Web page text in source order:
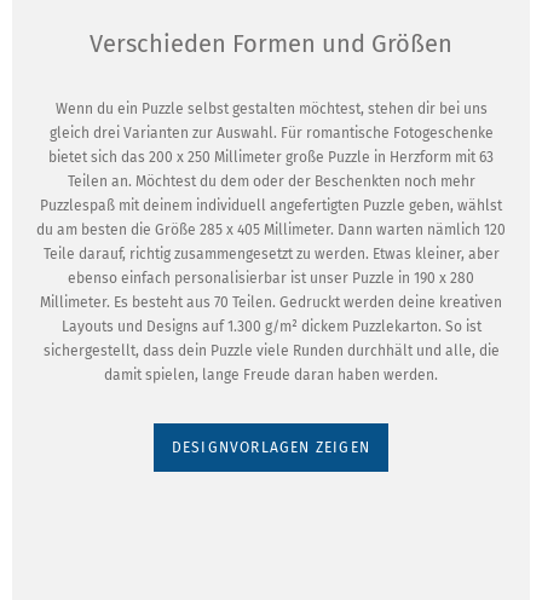
Verschieden Formen und Größen
Wenn du ein Puzzle selbst gestalten möchtest, stehen dir bei uns
gleich drei Varianten zur Auswahl. Für romantische Fotogeschenke
bietet sich das 200 x 250 Millimeter große Puzzle in Herzform mit 63
Teilen an. Möchtest du dem oder der Beschenkten noch mehr
Puzzlespaß mit deinem individuell angefertigten Puzzle geben, wählst
du am besten die Größe 285 x 405 Millimeter. Dann warten nämlich 120
Teile darauf, richtig zusammengesetzt zu werden. Etwas kleiner, aber
ebenso einfach personalisierbar ist unser Puzzle in 190 x 280
Millimeter. Es besteht aus 70 Teilen. Gedruckt werden deine kreativen
Layouts und Designs auf 1.300 g/m² dickem Puzzlekarton. So ist
sichergestellt, dass dein Puzzle viele Runden durchhält und alle, die
damit spielen, lange Freude daran haben werden.
DESIGNVORLAGEN ZEIGEN